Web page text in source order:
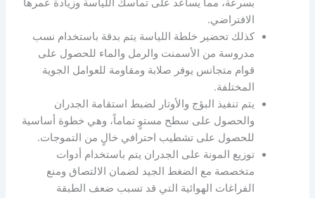
بسرعة، مما يساعد على تماسك اللياسة وزيادة عمرها
الافتراضي.
كذلك تحضير خلطة اللياسة يتم بدقة باستخدام نسب
مدروسة من الأسمنت والرمل والماء للحصول على
قوام متجانس يوفر صلابة ومقاومة للعوامل الجوية
المختلفة.
يتم تنفيذ البؤج والأوتار لضبط استقامة الجدران
والحصول على سطح مستوٍ تماماً، وهي خطوة أساسية
للحصول على تشطيب احترافي خالٍ من التموجات.
توزيع المونة على الجدران يتم باستخدام أدوات
متخصصة مع الضغط الجيد لضمان الالتصاق ومنع
الفراغات الهوائية التي قد تسبب ضعف الطبقة